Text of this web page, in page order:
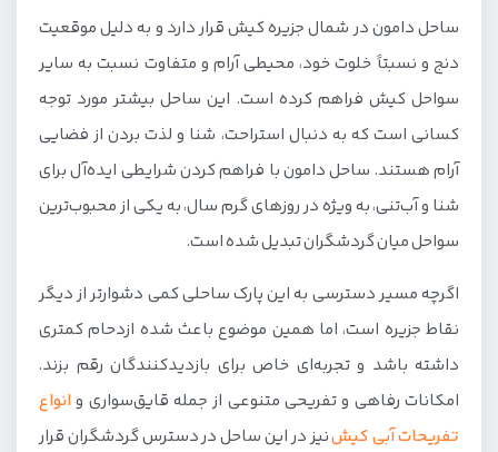
ساحل دامون در شمال جزیره کیش قرار دارد و به دلیل موقعیت
دنج و نسبتاً خلوت خود، محیطی آرام و متفاوت نسبت به سایر
سواحل کیش فراهم کرده است. این ساحل بیشتر مورد توجه
کسانی است که به دنبال استراحت، شنا و لذت بردن از فضایی
آرام هستند. ساحل دامون با فراهم کردن شرایطی ایده‌آل برای
شنا و آب‌تنی، به ویژه در روزهای گرم سال، به یکی از محبوب‌ترین
سواحل میان گردشگران تبدیل شده است.
اگرچه مسیر دسترسی به این پارک ساحلی کمی دشوارتر از دیگر
نقاط جزیره است، اما همین موضوع باعث شده ازدحام کمتری
داشته باشد و تجربه‌ای خاص برای بازدیدکنندگان رقم بزند.
امکانات رفاهی و تفریحی متنوعی از جمله قایق‌سواری و انواع
تفریحات آبی کیشنیز در این ساحل در دسترس گردشگران قرار